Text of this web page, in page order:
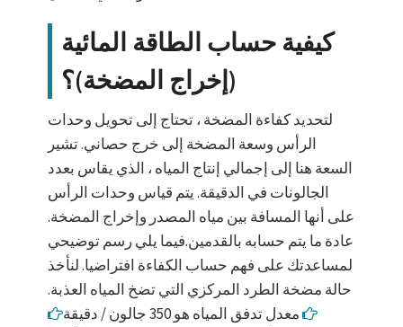
كيفية حساب الطاقة المائية
(إخراج المضخة)؟
لتحديد كفاءة المضخة ، تحتاج إلى تحويل وحدات
الرأس وسعة المضخة إلى خرج حصاني. تشير
السعة هنا إلى إجمالي إنتاج المياه ، الذي يقاس بعدد
الجالونات في الدقيقة. يتم قياس وحدات الرأس
على أنها المسافة بين مياه المصدر وإخراج المضخة.
عادة ما يتم حسابه بالقدمين.فيما يلي رسم توضيحي
لمساعدتك على فهم حساب الكفاءة افتراضيا. لنأخذ
حالة مضخة الطرد المركزي التي تضخ المياه العذبة.
معدل تدفق المياه هو 350 جالون / دقيقة